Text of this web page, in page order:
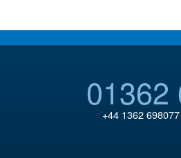
01362
+44 1362 698077